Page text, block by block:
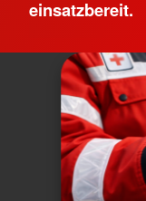
einsatzbereit.